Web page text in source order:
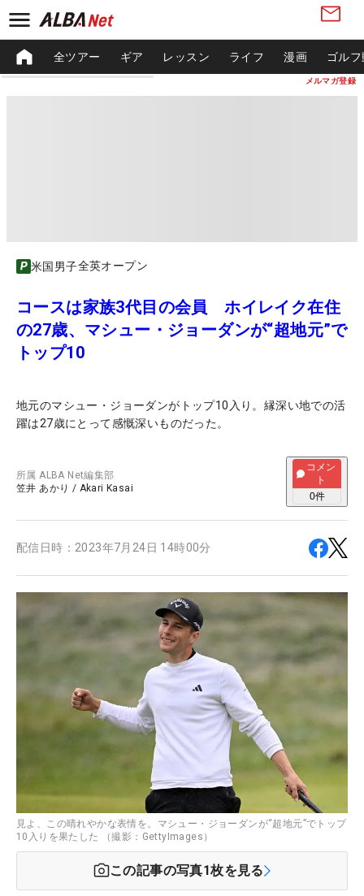
メルマガ登録
全ツアー ギア レッスン ライフ 漫画 ゴル
米国男子全英オープン
コースは家族3代目の会員 ホイレイク在住
の27歳、マシュー・ジョーダンが“超地元”で
トップ10
地元のマシュー・ジョーダンがトップ10入り。縁深い地での活
躍は27歳にとって感慨深いものだった。
所属ALBA Net編集部
笠井 あかり / Akari Kasai
コメン
ト
0件
配信日時： 2023年7月24日 14時00分
見よ、この晴れやかな表情を。マシュー・ジョーダンが“超地元”でトップ
10入りを果たした （撮影：GettyImages）
この記事の写真1枚を見る